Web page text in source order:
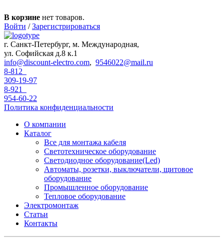
В корзине нет товаров.
Войти / Зарегистрироваться
г. Санкт-Петербург, м. Международная,
ул. Софийская д.8 к.1
info@discount-electro.com, 9546022@mail.ru
8-812
309-19-97
8-921
954-60-22
Политика конфиденциальности
О компании
Каталог
Все для монтажа кабеля
Светотехническое оборудование
Светодиодное оборудование(Led)
Автоматы, розетки, выключатели, щитовое
оборудование
Промышленное оборудование
Тепловое оборудование
Электромонтаж
Статьи
Контакты